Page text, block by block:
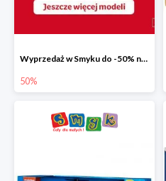
Wyprzedaż w Smyku do -50% na ubrania i buty
50%